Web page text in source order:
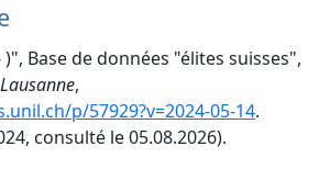
Base de données "élites suisses",
,
p/57929?v=2024-05-14.
consulté le 05.08.2026).